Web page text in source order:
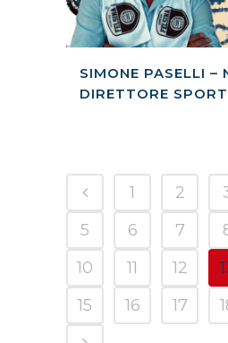
SIMONE PASELLI –
DIRETTORE
1 2
5
6 7
10
11 12
15
16 17